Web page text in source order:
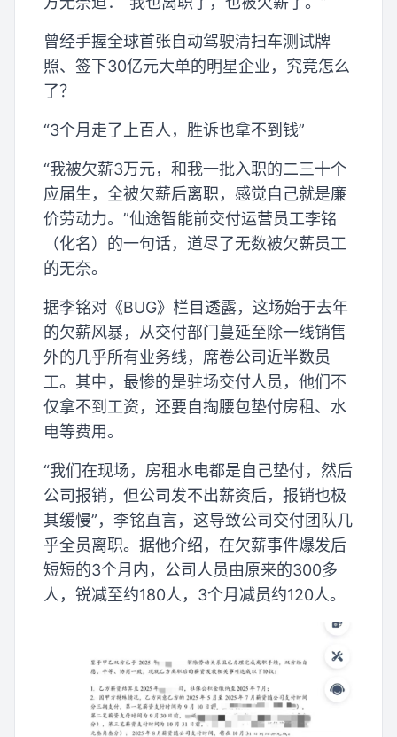
曾经手握全球首张自动驾驶清扫车测试牌
照、签下30亿元大单的明星企业，究竟怎么
了？
“3个月走了上百人，胜诉也拿不到钱”
“我被欠薪3万元，和我一批入职的二三十个
应届生，全被欠薪后离职，感觉自己就是廉
价劳动力。”仙途智能前交付运营员工李铭
（化名）的一句话，道尽了无数被欠薪员工
的无奈。
据李铭对《BUG》栏目透露，这场始于去年
的欠薪风暴，从交付部门蔓延至除一线销售
外的几乎所有业务线，席卷公司近半数员
工。其中，最惨的是驻场交付人员，他们不
仅拿不到工资，还要自掏腰包垫付房租、水
电等费用。
“我们在现场，房租水电都是自己垫付，然后
公司报销，但公司发不出薪资后，报销也极
其缓慢”，李铭直言，这导致公司交付团队几
乎全员离职。据他介绍，在欠薪事件爆发后
短短的3个月内，公司人员由原来的300多
人，锐减至约180人，3个月减员约120人。